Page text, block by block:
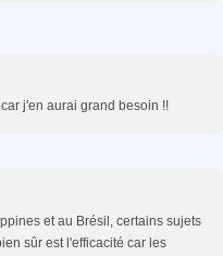
j'en aurai grand besoin !!
et au Brésil, certains sujets
sûr est l'efficacité car les